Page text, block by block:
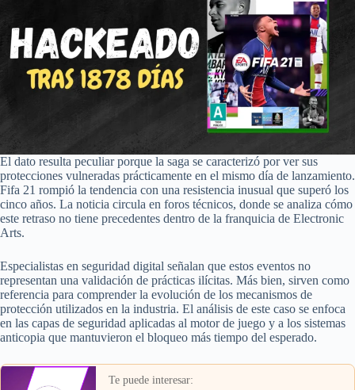
El dato resulta peculiar porque la saga se caracterizó por ver sus
protecciones vulneradas prácticamente en el mismo día de lanzamiento.
Fifa 21 rompió la tendencia con una resistencia inusual que superó los
cinco años. La noticia circula en foros técnicos, donde se analiza cómo
este retraso no tiene precedentes dentro de la franquicia de Electronic
Arts.
Especialistas en seguridad digital señalan que estos eventos no
representan una validación de prácticas ilícitas. Más bien, sirven como
referencia para comprender la evolución de los mecanismos de
protección utilizados en la industria. El análisis de este caso se enfoca
en las capas de seguridad aplicadas al motor de juego y a los sistemas
anticopia que mantuvieron el bloqueo más tiempo del esperado.
Te puede interesar: